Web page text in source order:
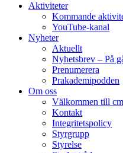
Aktiviteter
Kommande
YouTube-kanal
Nyheter
Aktuellt
Nyhetsbrev – På
Prenumerera
Prakademipodden
Om oss
Välkommen till
Kontakt
Integritetspolicy
Styrgrupp
Styrelse